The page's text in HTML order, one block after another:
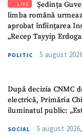
LIVE
Ședința
limba română
aprobat înființarea
„Recep Tayyip
POLITIC 5 august
După decizia CNMC
electrică, Primăria
iluminatul public:
SOCIAL 5 august